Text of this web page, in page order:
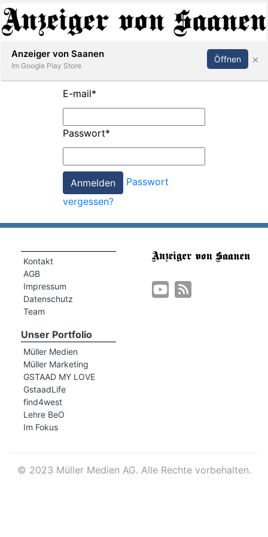
Abonnieren Anmelden
E-mail*
Passwort*
Passwort
vergessen?
Kontakt
AGB
Impressum
Datenschutz
Team
Unser Portfolio
Müller Medien
Müller Marketing
GSTAAD MY LOVE
GstaadLife
find4west
Lehre BeO
Im Fokus
© 2023 Müller Medien AG. Alle Rechte vorbehalten.
Anzeiger von Saanen
Im Google Play Store
Öffnen ×